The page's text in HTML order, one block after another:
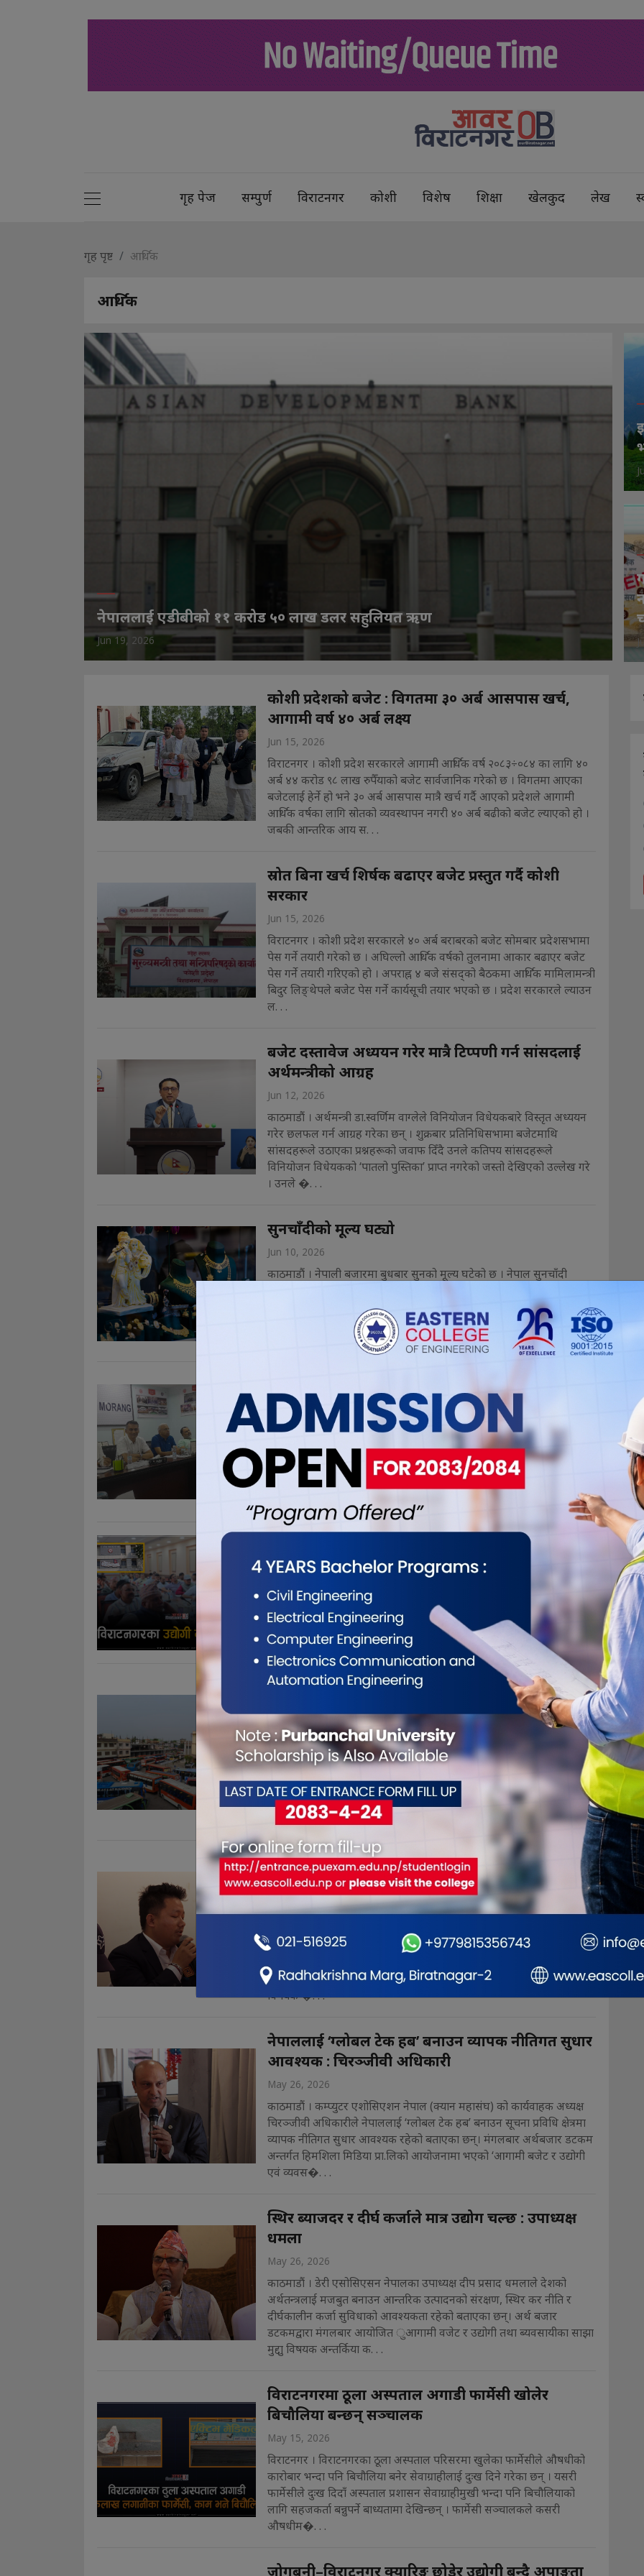
गृह पेज सम्पुर्ण विराटनगर कोशी विशेष शिक्षा खेलकुद लेख
गृह पृष्ट आर्थिक
आर्थिक
नेपाललाई एडीबीको ११ करोड ५० लाख डलर सहुलियत ऋण
Jun 19, 2026
कोशी प्रदेशको बजेट : विगतमा ३० अर्ब आसपास खर्च,
आगामी वर्ष ४० अर्ब लक्ष्य
Jun 15, 2026
विराटनगर । कोशी प्रदेश सरकारले आगामी आर्थिक वर्ष २०८३÷०८४ का लागि ४०
अर्ब ४४ करोड ९८ लाख रुपैँयाको बजेट सार्वजानिक गरेको छ । विगतमा आएका
बजेटलाई हेर्ने हो भने ३० अर्ब आसपास मात्रै खर्च गर्दै आएको प्रदेशले आगामी
आर्थिक वर्षका लागि स्रोतको व्यवस्थापन नगरी ४० अर्ब बढीको बजेट ल्याएको हो ।
जबकी आन्तरिक आय स. . .
स्रोत बिना खर्च शिर्षक बढाएर बजेट प्रस्तुत गर्दै कोशी
सरकार
Jun 15, 2026
विराटनगर । कोशी प्रदेश सरकारले ४० अर्ब बराबरको बजेट सोमबार प्रदेशसभामा
पेस गर्ने तयारी गरेको छ । अघिल्लो आर्थिक वर्षको तुलनामा आकार बढाएर बजेट
पेस गर्ने तयारी गरिएको हो । अपराह्न ४ बजे संसद्को बैठकमा आर्थिक मामिलामन्त्री
बिदुर लिङ्थेपले बजेट पेस गर्ने कार्यसूची तयार भएको छ । प्रदेश सरकारले ल्याउन
ल. . .
बजेट दस्तावेज अध्ययन गरेर मात्रै टिप्पणी गर्न सांसदलाई
अर्थमन्त्रीको आग्रह
Jun 12, 2026
काठमाडौं । अर्थमन्त्री डा.स्वर्णिम वाग्लेले विनियोजन विधेयकबारे विस्तृत अध्ययन
गरेर छलफल गर्न आग्रह गरेका छन् । शुक्रबार प्रतिनिधिसभामा बजेटमाथि
सांसदहरूले उठाएका प्रश्नहरूको जवाफ दिँदै उनले कतिपय सांसदहरूले
विनियोजन विधेयकको ‘पातलो पुस्तिका’ प्राप्त नगरेको जस्तो देखिएको उल्लेख गरे
। उनले �. . .
सुनचाँदीको मूल्य घट्यो
Jun 10, 2026
काठमाडौं । नेपाली बजारमा बुधबार सुनको मूल्य घटेको छ । नेपाल सुनचाँदी
रुपैयाँले घटेको हो । मंगलबार ३ लाख १ हजार ९०० सय रुपैयाँमा कारोबार भएको
सुन आज घटेर २ लाख ९१ हजार ८ सय रुपैयाँमा कारोवार भैइरहेको छ । यसैगरी
आज चाँदीको मूल्य पनि घटेको छ । च. . .
विराटनगरका उद्योगी बजेट भाषणका दिन बजेट
‘वाउ’,पढेपछि ला..
Jun 3, 2026
विराटनगर । विराटनगरका उद्योगी–व्यवसायीले जेठ १५ गते अर्थमन्त्री डा.स्वर्णिम
वाग्लेले संसदमा प्रस्तुत बजेट भाषण बारे प्रतिक्रिया दिदाँ भने युगकै स्वर्णिम बजेट ।
३० वर्षपछिको क्रान्तिकारी बजेट । निजी क्षेत्रका लागि सबथोक पुरा गरेको बजेट ।
बजेटमा दोष लगाउने ठाउँ नै छैन, त्यसैले यो युगान्ताकारी परिवर�. . .
May 29, 2026
विराटनगर । विराटनगरका उद्योगी–व्यवसायीले सरकारले आगामी आर्थिक वर्षका
लागि प्रस्तुत बजेटप्रति सकारात्मक प्रतिक्रिया दिएका छन् । अर्थमन्त्री स्वर्णिम
वाग्लेले आगामी वर्षका लागि प्रस्तुत गरेको बजेटले निजी क्षेत्रका माग सम्बोधन
गरेको भन्दै उनीहरुले सकारात्मक भाव पैदा गरेको बताएका छन् । उद्योग सं�. . .
सार्वजानिक यातायात दर्ता रोकिँदा प्रदेश र स्थानीय तहको
May 28, 2026
विराटनगर । यातायात व्यवस्था विभागले सार्वजानिक यातायातको नयाँ दर्ता
प्रक्रियामा तत्काल रोक्ने निर्णय गर्दा त्यसको असर प्रदेश र स्थानीय तहको राजस्व
संकलनमा पर्ने चिन्ता बढेको छ । सवारी आयात हुँदा लाग्ने भन्सार महशुल,
अन्तःशुल्क र मूल्य अभिबृद्धि कर बाहेक आय कर संघीय सरकारको आम्दानी हुन्छ
। तर, त्यस �. . .
कन्सल्टेन्सी क्षेत्रमा नियमन होइन त्रास सिर्जना भयो : पुजन
चाम्लिङ
May 26, 2026
काठमाडौं । कन्सल्टेन्सी व्यवसायी पुजन चाम्लिङले पछिल्लो समय सरकारले
कन्सल्टेन्सी क्षेत्रमाथि गरेको अनुगमन र कारबाही प्रक्रियाप्रति आपत्ति जनाउँदै
नीतिगत सुधार र व्यावहारिक कार्यान्वयनको माग गरेका छन् । मंगलबार अर्थ बजार
डटकमद्वारा आयोजित आगामी बजेट र उद्योगी तथा ब्यवसायीका साझा मुद्दा
विषयक �. . .
नेपाललाई ‘ग्लोबल टेक हब’ बनाउन व्यापक नीतिगत सुधार
आवश्यक : चिरञ्जीवी अधिकारी
May 26, 2026
काठमाडौं । कम्प्युटर एशोसिएशन नेपाल (क्यान महासंघ) को कार्यवाहक अध्यक्ष
चिरञ्जीवी अधिकारीले नेपाललाई ‘ग्लोबल टेक हब’ बनाउन सूचना प्रविधि क्षेत्रमा
व्यापक नीतिगत सुधार आवश्यक रहेको बताएका छन्। मंगलबार अर्थबजार डटकम
अन्तर्गत हिमशिला मिडिया प्रा.लिको आयोजनामा भएको ‘आगामी बजेट र उद्योगी
एवं व्यवस�. . .
स्थिर ब्याजदर र दीर्घ कर्जाले मात्र उद्योग चल्छ : उपाध्यक्ष
धमला
May 26, 2026
काठमाडौं । डेरी एसोसिएसन नेपालका उपाध्यक्ष दीप प्रसाद धमलाले देशको
अर्थतन्त्रलाई मजबुत बनाउन आन्तरिक उत्पादनको संरक्षण, स्थिर कर नीति र
दीर्घकालीन कर्जा सुविधाको आवश्यकता रहेको बताएका छन्। अर्थ बजार
डटकमद्वारा मंगलबार आयोजित ुआगामी वजेट र उद्योगी तथा ब्यवसायीका साझा
मुद्दाु विषयक अन्तर्किया क. . .
विराटनगरमा ठूला अस्पताल अगाडी फार्मेसी खोलेर
बिचौलिया बन्छन् सञ्चालक
May 15, 2026
विराटनगर । विराटनगरका ठूला अस्पताल परिसरमा खुलेका फार्मेसीले औषधीको
कारोबार भन्दा पनि बिचौलिया बनेर सेवाग्राहीलाई दुःख दिने गरेका छन् । यसरी
फार्मेसीले दुःख दिदाँ अस्पताल प्रशासन सेवाग्राहीमुखी भन्दा पनि बिचौलियाको
लागि सहजकर्ता बन्नुपर्ने बाध्यतामा देखिन्छन् । फार्मेसी सञ्चालकले कसरी
औषधीम�. . .
जोगबनी–विराटनगर क्यारिङ्ग छोडेर उद्योगी बन्दै अपाङ्गता